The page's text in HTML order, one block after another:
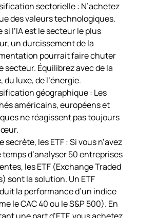
sectorielle : N’achetez
des valeurs technologiques.
si l’IA est le secteur le plus
un durcissement de la
pourrait faire chuter
secteur. Équilibrez avec de la
du luxe, de l’énergie.
géographique : Les
américains, européens et
ne réagissent pas toujours
secrète, les ETF : Si vous n’avez
temps d’analyser 50 entreprises
les ETF (Exchange Traded
sont la solution. Un ETF
la performance d’un indice
le CAC 40 ou le S&P 500). En